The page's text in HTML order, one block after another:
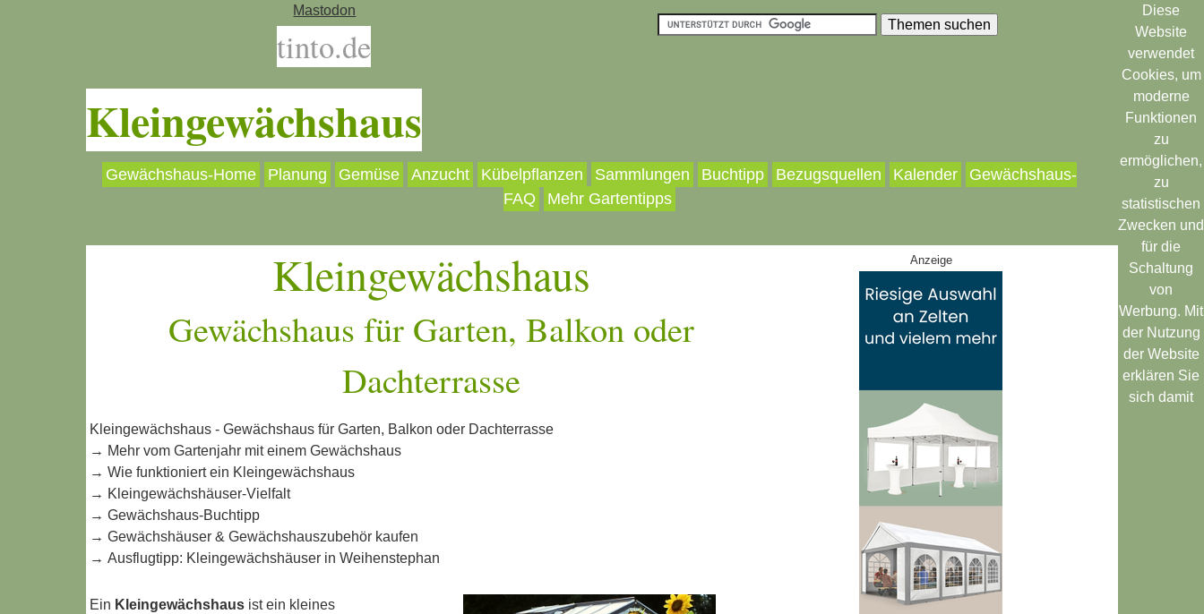
Mastodon
tinto.de
Kleingewächshaus
Gewächshaus-Home Planung Gemüse Anzucht Kübelpflanzen Sammlungen Buchtipp Bezugsquellen Kalender
Gewächshaus-
FAQ
Mehr Gartentipps
Kleingewächshaus
Gewächshaus für Garten, Balkon oder
Dachterrasse
Kleingewächshaus - Gewächshaus für Garten, Balkon oder Dachterrasse
→ Mehr vom Gartenjahr mit einem Gewächshaus
→ Wie funktioniert ein Kleingewächshaus
→ Kleingewächshäuser-Vielfalt
→ Gewächshaus-Buchtipp
→ Gewächshäuser & Gewächshauszubehör kaufen
→ Ausflugtipp: Kleingewächshäuser in Weihenstephan
Ein Kleingewächshaus ist ein kleines
Anzeige
Diese
Website
verwendet
Cookies, um
moderne
Funktionen
zu
ermöglichen,
zu
statistischen
Zwecken und
für die
Schaltung
von
Werbung. Mit
der Nutzung
der Website
erklären Sie
sich damit